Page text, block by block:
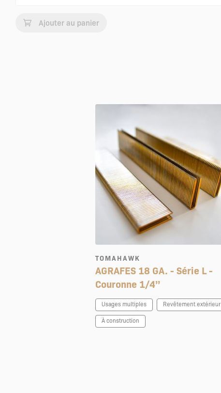
Ajouter au panier
TOMAHAWK
AGRAFES 18 GA. - Série L -
Couronne 1/4’’
Usages multiples Revêtement extérieur
À construction